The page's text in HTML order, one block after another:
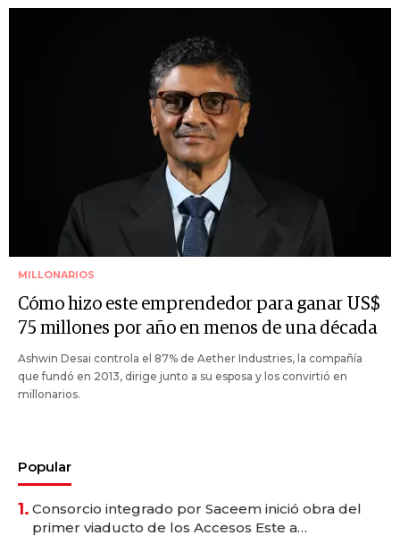
MILLONARIOS
Cómo hizo este emprendedor para ganar US$
75 millones por año en menos de una década
Ashwin Desai controla el 87% de Aether Industries, la compañía
que fundó en 2013, dirige junto a su esposa y los convirtió en
millonarios.
Popular
1. Consorcio integrado por Saceem inició obra del
primer viaducto de los Accesos Este a